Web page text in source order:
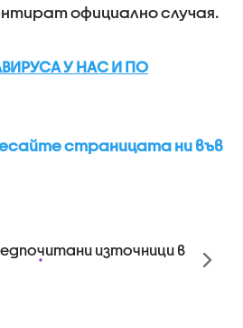
официално случая.
У НАС И ПО
страницата ни във
източници в